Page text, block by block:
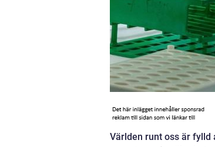
Världen runt oss är fylld